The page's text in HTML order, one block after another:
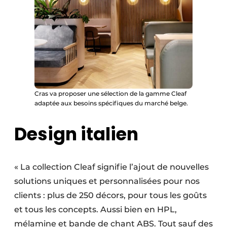
Cras va proposer une sélection de la gamme Cleaf
adaptée aux besoins spécifiques du marché belge.
Design italien
« La collection Cleaf signifie l’ajout de nouvelles
solutions uniques et personnalisées pour nos
clients : plus de 250 décors, pour tous les goûts
et tous les concepts. Aussi bien en HPL,
mélamine et bande de chant ABS. Tout sauf des